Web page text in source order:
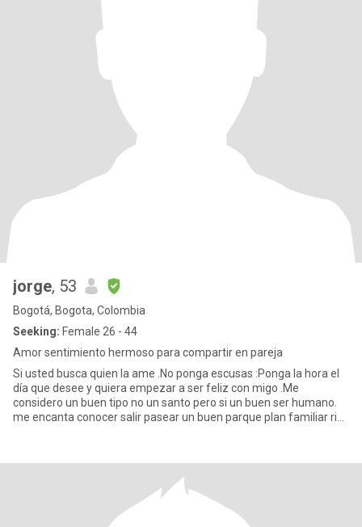
jorge, 53
Bogotá, Bogota, Colombia
Seeking: Female 26 - 44
Amor sentimiento hermoso para compartir en pareja
Si usted busca quien la ame .No ponga escusas :Ponga la hora el
día que desee y quiera empezar a ser feliz con migo .Me
considero un buen tipo no un santo pero si un buen ser humano.
me encanta conocer salir pasear un buen parque plan familiar rico